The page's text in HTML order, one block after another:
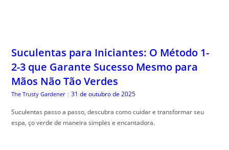
Suculentas para Iniciantes: O Método 1-
2-3 que Garante Sucesso Mesmo para
Mãos Não Tão Verdes
The Trusty Gardener | 31 de outubro de 2025
Suculentas passo a passo, descubra como cuidar e transformar seu
espa, ço verde de maneira simples e encantadora.